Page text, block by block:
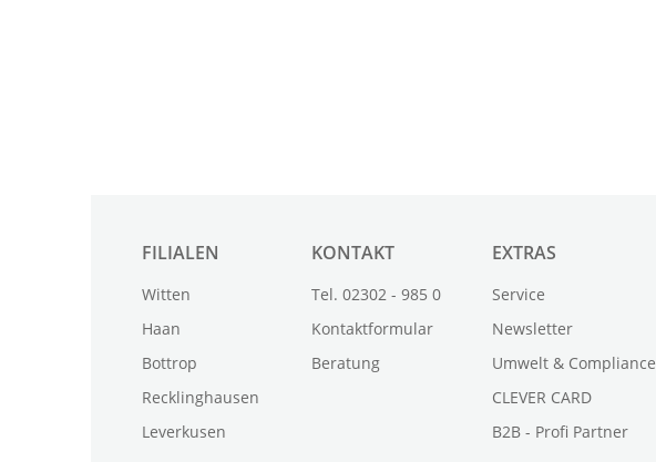
FILIALEN
Witten
Haan
Bottrop
Recklinghausen
Leverkusen
KONTAKT
Tel. 02302 - 985 0
Kontaktformular
Beratung
EXTRAS
Service
Newsletter
Umwelt & Compliance
CLEVER CARD
B2B - Profi Partner